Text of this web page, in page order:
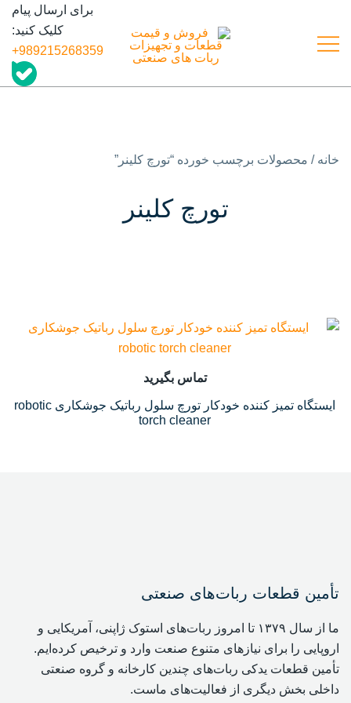
محتوا
فروش و قیمت قطعات و تجهیزات
درگاه تأمین و به اشتراک گذاری اطلاعات
برای ارسال پیام
کلیک کنید:
989215268359+
خانه / محصولات برچسب خورده “تورچ کلینر”
تورچ کلینر
تماس بگیرید
ایستگاه تمیز کننده خودکار تورچ سلول رباتیک جوشکاری robotic
torch cleaner
تأمین قطعات ربات‌های صنعتی
ما از سال ۱۳۷۹ تا امروز ربات‌های استوک ژاپنی، آمریکایی و
اروپایی را برای نیازهای متنوع صنعت وارد و ترخیص کرده‌ایم.
تأمین قطعات یدکی ربات‌های چندین کارخانه و گروه صنعتی
داخلی بخش دیگری از فعالیت‌های ماست.